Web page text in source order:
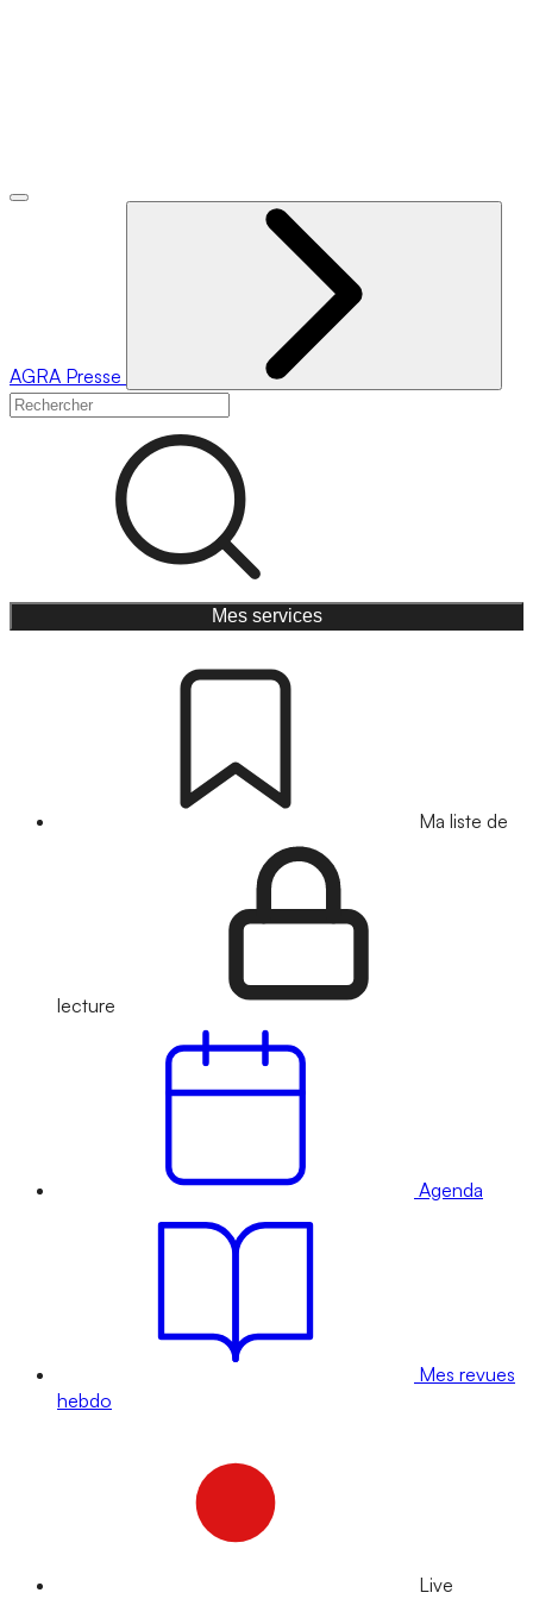
AGRA Presse
Mes services
Ma liste de
lecture
Agenda
Mes revues
hebdo
Live